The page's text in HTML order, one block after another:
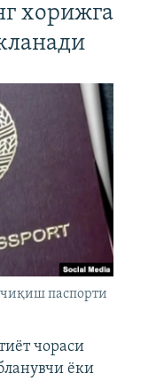
хорижга
паспорти
чораси
ёки